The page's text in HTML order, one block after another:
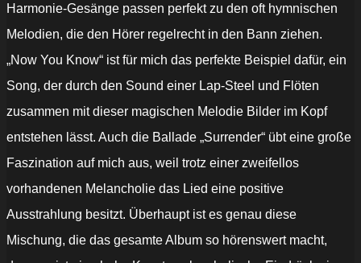
Harmonie-Gesänge passen perfekt zu den oft hymnischen
Melodien, die den Hörer regelrecht in den Bann ziehen.
„Now You Know“ ist für mich das perfekte Beispiel dafür, ein
Song, der durch den Sound einer Lap-Steel und Flöten
zusammen mit dieser magischen Melodie Bilder im Kopf
entstehen lässt. Auch die Ballade „Surrender“ übt eine große
Faszination auf mich aus, weil trotz einer zweifellos
vorhandenen Melancholie das Lied eine positive
Ausstrahlung besitzt. Überhaupt ist es genau diese
Mischung, die das gesamte Album so hörenswert macht,